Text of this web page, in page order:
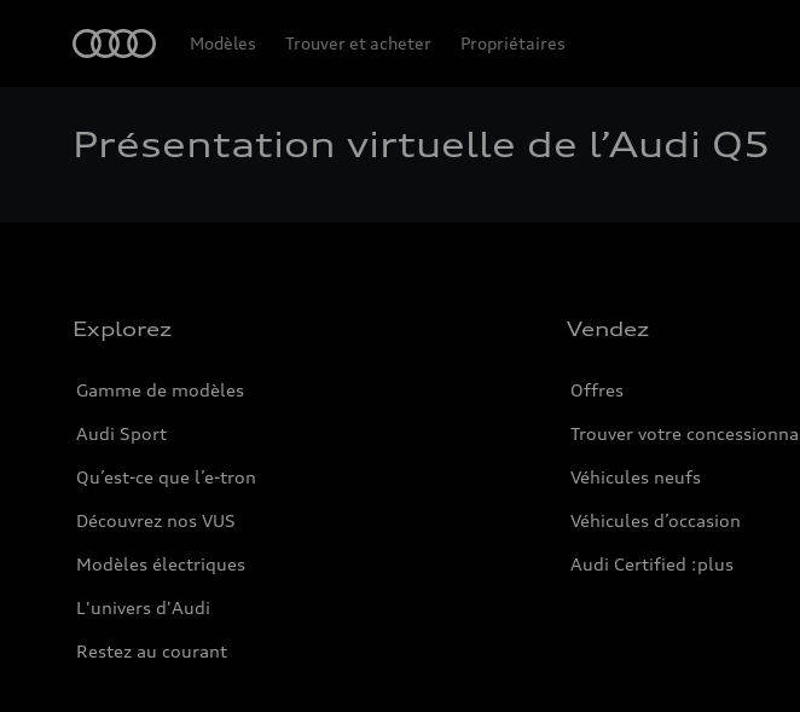
Modèles Trouver et acheter Propriétaires
Présentation virtuelle de l’Audi Q5
Explorez
Gamme de modèles
Audi Sport
Qu’est-ce que l’e-tron
Découvrez nos VUS
Modèles électriques
L'univers d'Audi
Restez au courant
Vendez
Offres
Trouver votre
Véhicules neufs
Véhicules d’occasion
Audi Certified :plus